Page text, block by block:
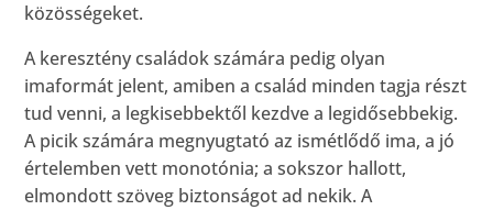
közösségeket.
A keresztény családok számára pedig olyan
imaformát jelent, amiben a család minden tagja részt
tud venni, a legkisebbektől kezdve a legidősebbekig.
A picik számára megnyugtató az ismétlődő ima, a jó
értelemben vett monotónia; a sokszor hallott,
elmondott szöveg biztonságot ad nekik. A